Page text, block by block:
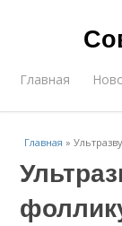
Главная
Главная »